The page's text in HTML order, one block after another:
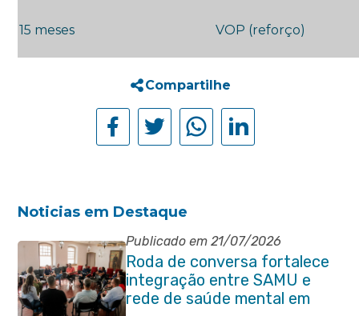
15 meses VOP (reforço)
Compartilhe
Noticias em Destaque
Publicado em 21/07/2026
Roda de conversa fortalece
integração entre SAMU e
rede de saúde mental em